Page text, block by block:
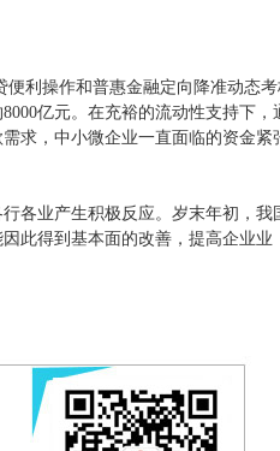
利操作和普惠金融定向降准动态
亿元。在充裕的流动性支持下，
求，中小微企业一直面临的资金紧
各业产生积极反应。岁末年初，我
此得到基本面的改善，提高企业业